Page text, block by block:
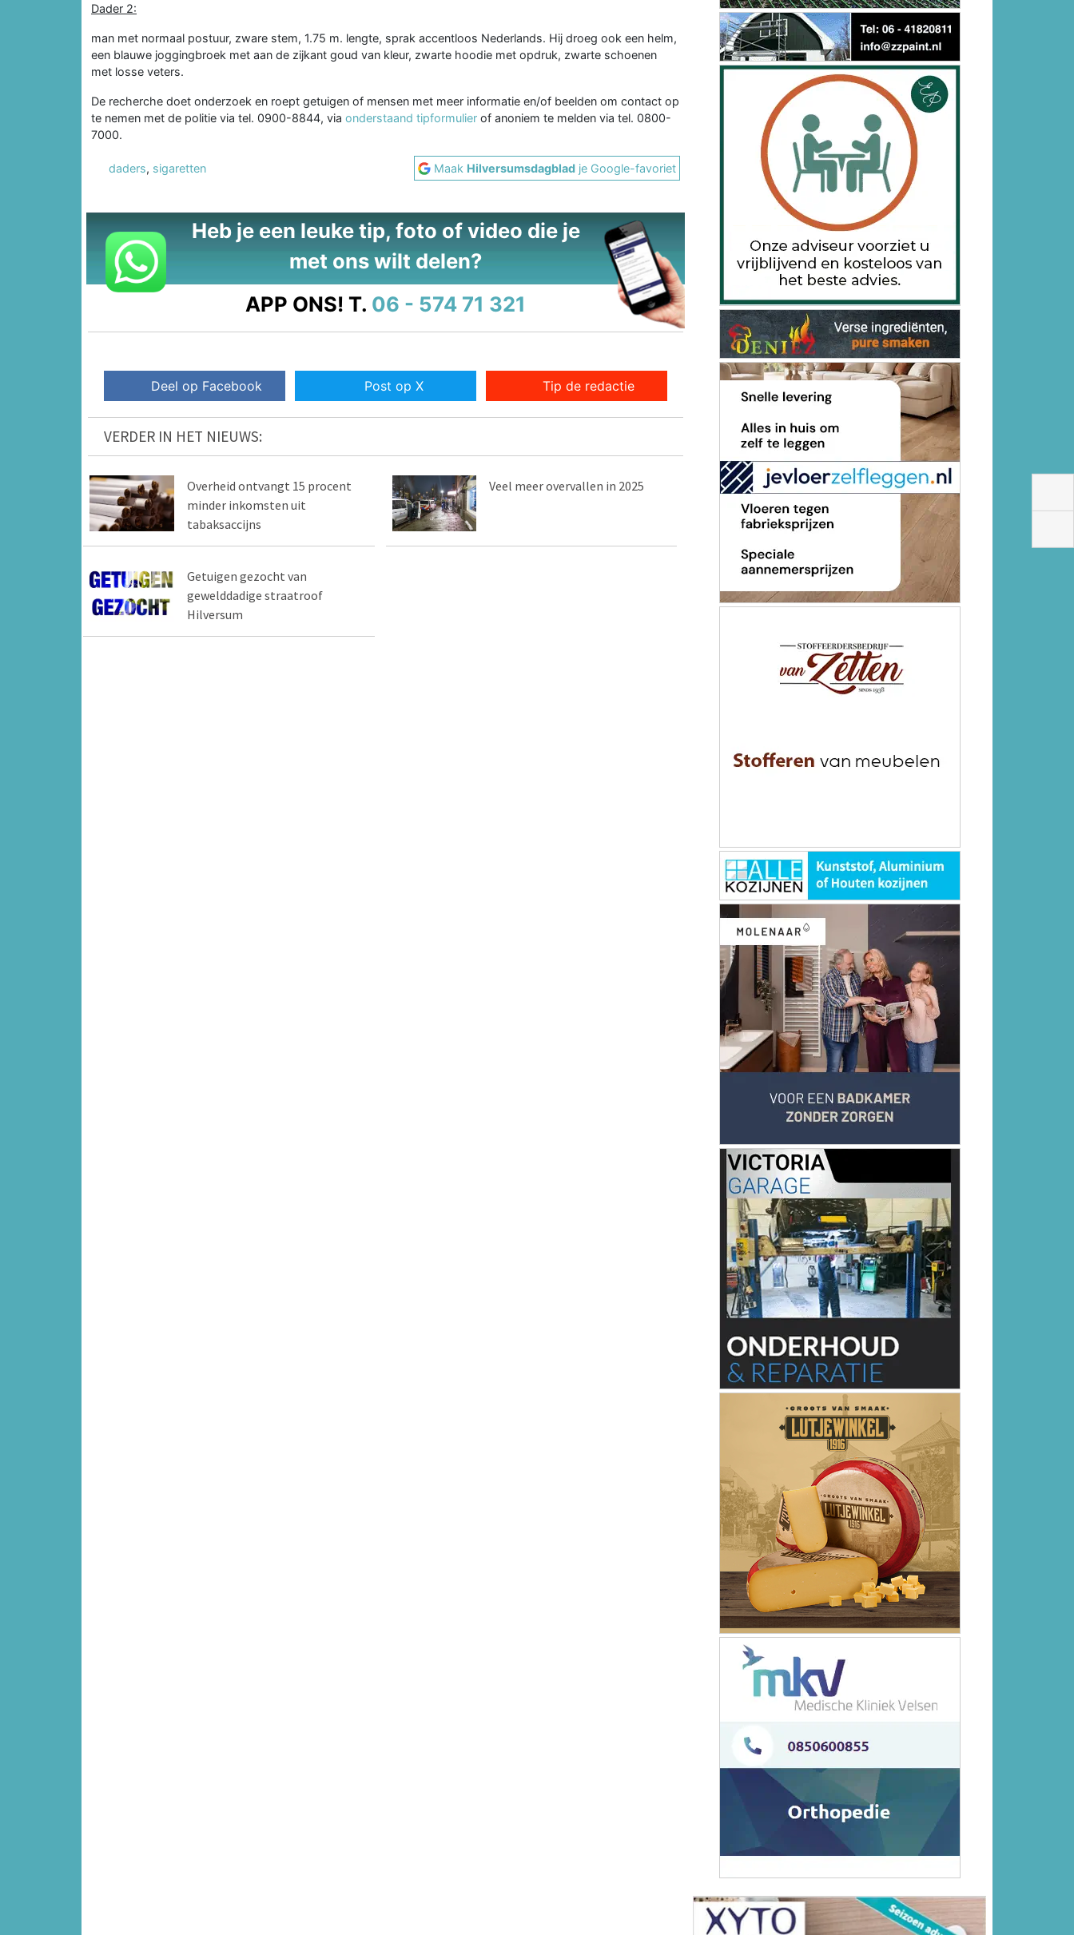
Dader 2:
man met normaal postuur, zware stem, 1.75 m. lengte, sprak accentloos Nederlands. Hij droeg ook een helm,
een blauwe joggingbroek met aan de zijkant goud van kleur, zwarte hoodie met opdruk, zwarte schoenen
met losse veters.
De recherche doet onderzoek en roept getuigen of mensen met meer informatie en/of beelden om contact op
te nemen met de politie via tel. 0900-8844, via onderstaand tipformulier of anoniem te melden via tel. 0800-
7000.
daders, sigaretten Maak Hilversumsdagblad je Google-favoriet
Heb je een leuke tip, foto of video die je
met ons wilt delen?
APP ONS! T. 06 - 574 71 321
Deel op Facebook Post op X Tip de redactie
VERDER IN HET NIEUWS:
Overheid ontvangt 15 procent
minder inkomsten uit
tabaksaccijns
Veel meer overvallen in 2025
Getuigen gezocht van
gewelddadige straatroof
Hilversum